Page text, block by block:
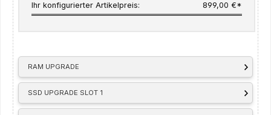
RAM UPGRADE
SSD UPGRADE SLOT 1
Ihr konfigurierter Artikelpreis: 899,00 €*